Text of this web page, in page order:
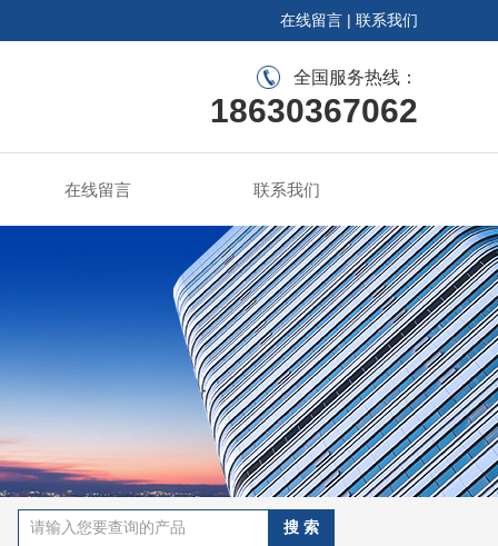
在线留言 | 联系我们
全国服务热线：
18630367062
在线留言 联系我们